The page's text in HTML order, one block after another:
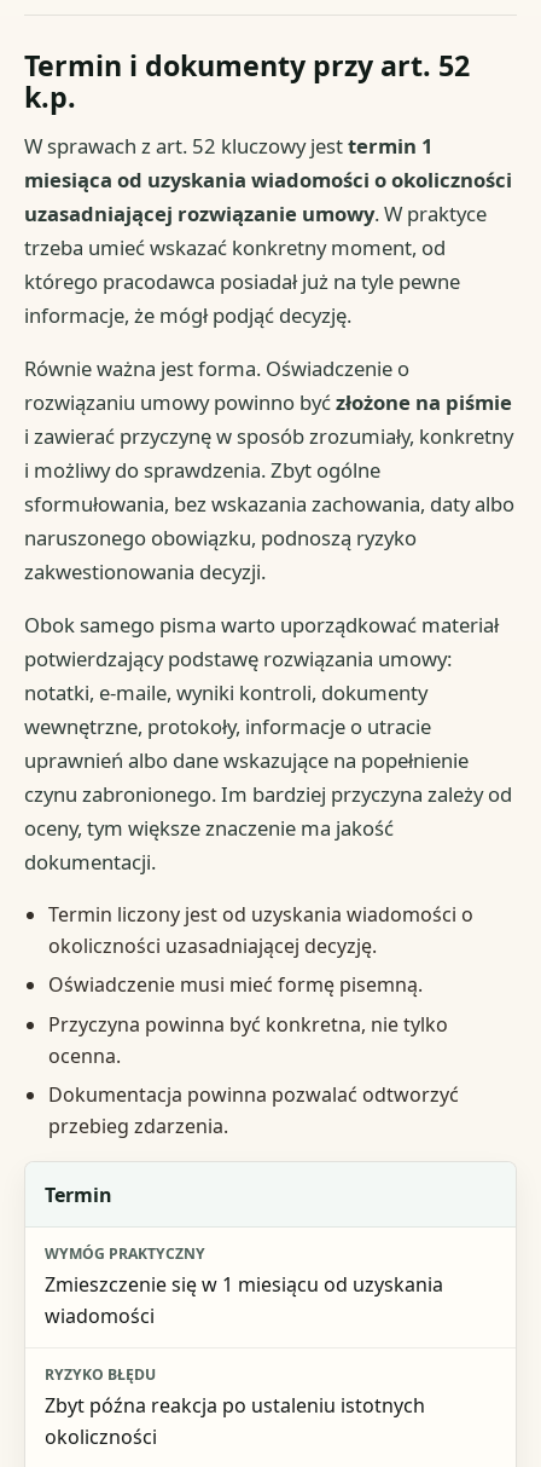
Termin i dokumenty przy art. 52
k.p.
W sprawach z art. 52 kluczowy jesttermin 1
miesiąca od uzyskania wiadomości o okoliczności
uzasadniającej rozwiązanie umowy. W praktyce
trzeba umieć wskazać konkretny moment, od
którego pracodawca posiadał już na tyle pewne
informacje, że mógł podjąć decyzję.
Równie ważna jest forma. Oświadczenie o
rozwiązaniu umowy powinno byćzłożone na piśmie
i zawierać przyczynę w sposób zrozumiały, konkretny
i możliwy do sprawdzenia. Zbyt ogólne
sformułowania, bez wskazania zachowania, daty albo
naruszonego obowiązku, podnoszą ryzyko
zakwestionowania decyzji.
Obok samego pisma warto uporządkować materiał
potwierdzający podstawę rozwiązania umowy:
notatki, e-maile, wyniki kontroli, dokumenty
wewnętrzne, protokoły, informacje o utracie
uprawnień albo dane wskazujące na popełnienie
czynu zabronionego. Im bardziej przyczyna zależy od
oceny, tym większe znaczenie ma jakość
dokumentacji.
Termin liczony jest od uzyskania wiadomości o
okoliczności uzasadniającej decyzję.
Oświadczenie musi mieć formę pisemną.
Przyczyna powinna być konkretna, nie tylko
ocenna.
Dokumentacja powinna pozwalać odtworzyć
przebieg zdarzenia.
Element
Wymóg praktyczny
Ryzyko błędu
Termin
Zmieszczenie się w 1 miesiącu od uzyskania
wiadomości
Zbyt późna reakcja po ustaleniu istotnych
okoliczności